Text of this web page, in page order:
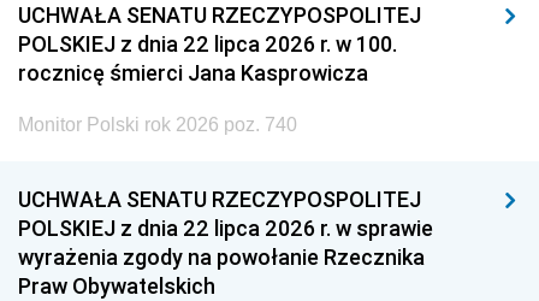
UCHWAŁA SENATU RZECZYPOSPOLITEJ
POLSKIEJ z dnia 22 lipca 2026 r. w 100.
rocznicę śmierci Jana Kasprowicza
Monitor Polski rok 2026 poz. 740
UCHWAŁA SENATU RZECZYPOSPOLITEJ
POLSKIEJ z dnia 22 lipca 2026 r. w sprawie
wyrażenia zgody na powołanie Rzecznika
Praw Obywatelskich